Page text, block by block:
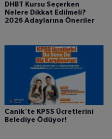
DHBT Kursu Seçerken
Nelere Dikkat Edilmeli?
2026 Adaylarına Öneriler
Canik'te KPSS Ücretlerini
Belediye Ödüyor!